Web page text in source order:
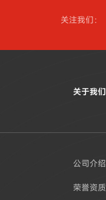
关注我们：
关于我们
公司介绍
荣誉资质